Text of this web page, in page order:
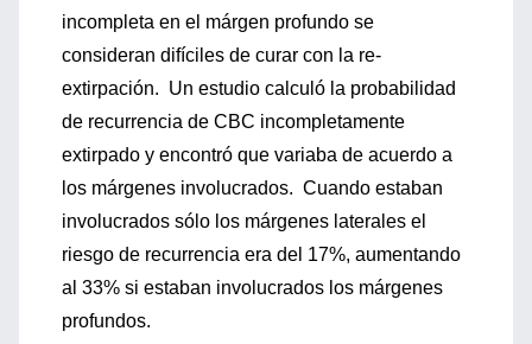
incompleta en el márgen profundo se
consideran difíciles de curar con la re-
extirpación. Un estudio calculó la probabilidad
de recurrencia de CBC incompletamente
extirpado y encontró que variaba de acuerdo a
los márgenes involucrados. Cuando estaban
involucrados sólo los márgenes laterales el
riesgo de recurrencia era del 17%, aumentando
al 33% si estaban involucrados los márgenes
profundos.